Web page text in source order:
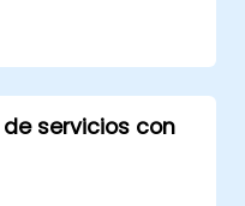
servicios con